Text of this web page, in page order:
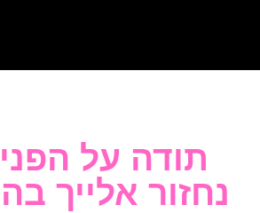
!תודה על
נחזור אלייך